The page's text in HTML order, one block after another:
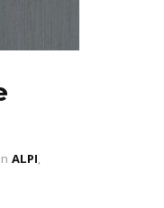
In ALPI,